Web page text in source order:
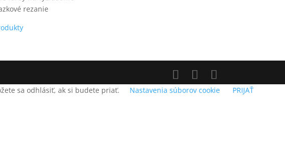
rezanie
sa odhlásiť, ak si budete priať. Nastavenia súborov cookie
PRIJAŤ